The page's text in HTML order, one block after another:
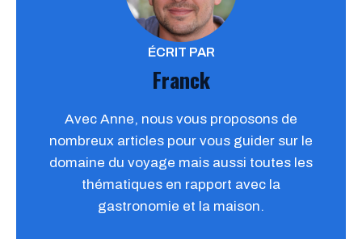
ÉCRIT PAR
Franck
Avec Anne, nous vous proposons de
nombreux articles pour vous guider sur le
domaine du voyage mais aussi toutes les
thématiques en rapport avec la
gastronomie et la maison.